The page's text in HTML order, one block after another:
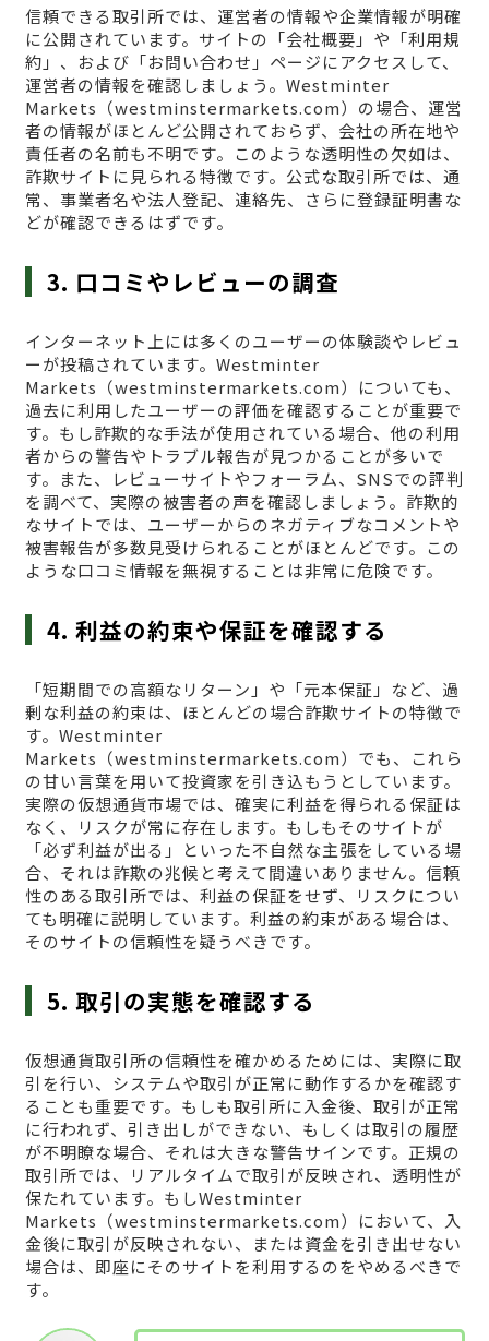
信頼できる取引所では、運営者の情報や企業情報が明確
に公開されています。サイトの「会社概要」や「利用規
約」、および「お問い合わせ」ページにアクセスして、
運営者の情報を確認しましょう。Westminter
Markets（westminstermarkets.com）の場合、運営
者の情報がほとんど公開されておらず、会社の所在地や
責任者の名前も不明です。このような透明性の欠如は、
詐欺サイトに見られる特徴です。公式な取引所では、通
常、事業者名や法人登記、連絡先、さらに登録証明書な
どが確認できるはずです。
3. 口コミやレビューの調査
インターネット上には多くのユーザーの体験談やレビュ
ーが投稿されています。Westminter
Markets（westminstermarkets.com）についても、
過去に利用したユーザーの評価を確認することが重要で
す。もし詐欺的な手法が使用されている場合、他の利用
者からの警告やトラブル報告が見つかることが多いで
す。また、レビューサイトやフォーラム、SNSでの評判
を調べて、実際の被害者の声を確認しましょう。詐欺的
なサイトでは、ユーザーからのネガティブなコメントや
被害報告が多数見受けられることがほとんどです。この
ような口コミ情報を無視することは非常に危険です。
4. 利益の約束や保証を確認する
「短期間での高額なリターン」や「元本保証」など、過
剰な利益の約束は、ほとんどの場合詐欺サイトの特徴で
す。Westminter
Markets（westminstermarkets.com）でも、これら
の甘い言葉を用いて投資家を引き込もうとしています。
実際の仮想通貨市場では、確実に利益を得られる保証は
なく、リスクが常に存在します。もしもそのサイトが
「必ず利益が出る」といった不自然な主張をしている場
合、それは詐欺の兆候と考えて間違いありません。信頼
性のある取引所では、利益の保証をせず、リスクについ
ても明確に説明しています。利益の約束がある場合は、
そのサイトの信頼性を疑うべきです。
5. 取引の実態を確認する
仮想通貨取引所の信頼性を確かめるためには、実際に取
引を行い、システムや取引が正常に動作するかを確認す
ることも重要です。もしも取引所に入金後、取引が正常
に行われず、引き出しができない、もしくは取引の履歴
が不明瞭な場合、それは大きな警告サインです。正規の
取引所では、リアルタイムで取引が反映され、透明性が
保たれています。もしWestminter
Markets（westminstermarkets.com）において、入
金後に取引が反映されない、または資金を引き出せない
場合は、即座にそのサイトを利用するのをやめるべきで
す。